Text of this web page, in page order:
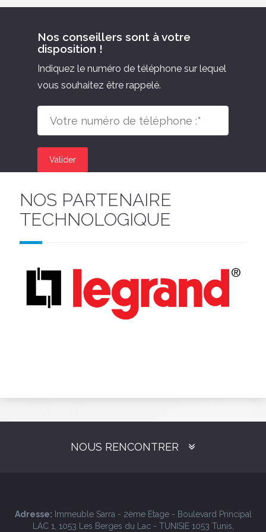
Nos conseillers sont à votre
disposition !
Indiquez le numéro de téléphone sur lequel
vous souhaitez être rappelé.
Valider
NOS PARTENAIRE
TECHNOLOGIQUE
NOUS RENCONTRER
Adresse: Immeuble Sarra - 2ème Etage - Boulevard Principal
LAC 1, 1053 Les Berges du Lac - TUNISIE 1053 Tunis,